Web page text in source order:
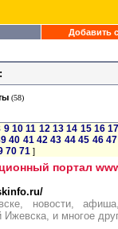
Добавить
(58)
9 10 11 12 13 14 15 16
40 41 42 43 44 45 46 47
70 71 ]
портал
новости,
и многое